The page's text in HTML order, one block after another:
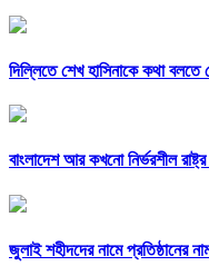
দিল্লিতে শেখ হাসিনাকে কথা বলতে
বাংলাদেশ আর কখনো নির্ভরশীল রাষ্ট্র
জুলাই শহীদদের নামে প্রতিষ্ঠানের